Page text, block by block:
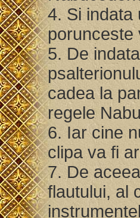
4. Si indata
porunceste
5. De
cadea la
regele
6. Iar cine
clipa va fi
7. De
flautului, al